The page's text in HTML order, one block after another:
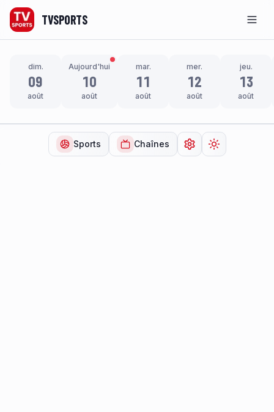
TVSPORTS
dim.
09
août
Aujourd'hui
10
août
mar.
11
août
mer.
12
août
jeu.
13
août
Sports Chaînes Ouvrir lesChanger de